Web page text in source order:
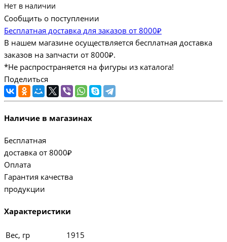
Нет в наличии
Сообщить о поступлении
Бесплатная доставка для заказов от 8000₽
В нашем магазине осуществляется бесплатная доставка
заказов на запчасти от 8000₽.
*Не распространяется на фигуры из каталога!
Поделиться
Наличие в магазинах
Бесплатная
доставка от 8000₽
Оплата
Гарантия качества
продукции
Характеристики
Вес, гр
1915